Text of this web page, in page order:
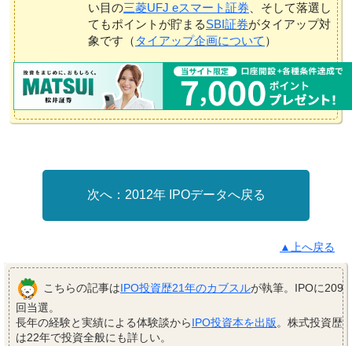
い目の三菱UFJ eスマート証券 、そして落選し
てもポイントが貯まるSBI証券がタイアップ対
象です（ タイアップ企画について ）
2012年 IPOデータへ戻る
▲上へ戻る
こちらの記事はIPO投資歴21年のカブスルが執筆。IPOに209
回当選。
長年の経験と実績による体験談からIPO投資本を出版。株式投資歴
は22年で投資全般にも詳しい。